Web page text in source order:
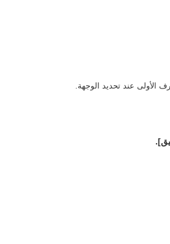
الأولى عند تحديد الوجهة.